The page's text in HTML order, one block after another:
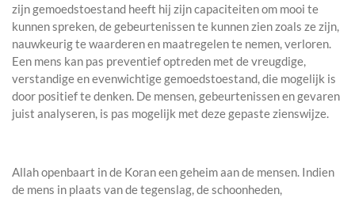
zijn gemoedstoestand heeft hij zijn capaciteiten om mooi te
kunnen spreken, de gebeurtenissen te kunnen zien zoals ze zijn,
nauwkeurig te waarderen en maatregelen te nemen, verloren.
Een mens kan pas preventief optreden met de vreugdige,
verstandige en evenwichtige gemoedstoestand, die mogelijk is
door positief te denken. De mensen, gebeurtenissen en gevaren
juist analyseren, is pas mogelijk met deze gepaste zienswijze.
Allah openbaart in de Koran een geheim aan de mensen. Indien
de mens in plaats van de tegenslag, de schoonheden,